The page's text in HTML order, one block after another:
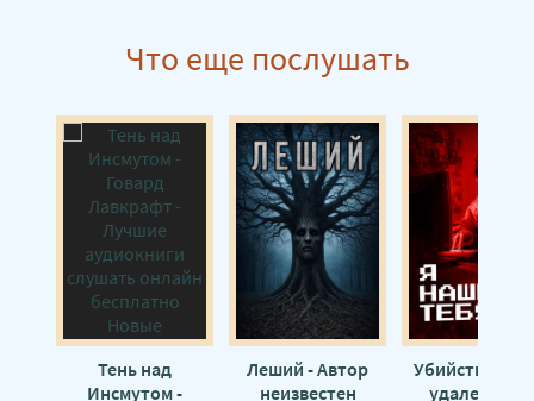
Что еще послушать
Тень над
Инсмутом -
Леший - Автор
неизвестен
Убийство
удаления из